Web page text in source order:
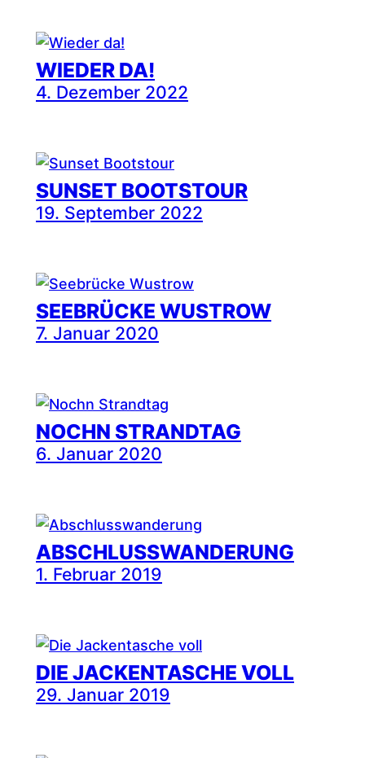
WIEDER DA!
4. Dezember 2022
SUNSET BOOTSTOUR
19. September 2022
SEEBRÜCKE WUSTROW
7. Januar 2020
NOCHN STRANDTAG
6. Januar 2020
ABSCHLUSSWANDERUNG
1. Februar 2019
DIE JACKENTASCHE VOLL
29. Januar 2019